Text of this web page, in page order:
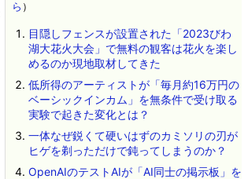
ら ）
目隠しフェンスが設置された「2023びわ
湖大花火大会」で無料の観客は花火を楽し
めるのか現地取材してきた
低所得のアーティストが「毎月約16万円の
ベーシックインカム」を無条件で受け取る
実験で起きた変化とは？
一体なぜ鋭くて硬いはずのカミソリの刃が
ヒゲを剃っただけで鈍ってしまうのか？
OpenAIのテストAIが「AI同士の掲示板」を